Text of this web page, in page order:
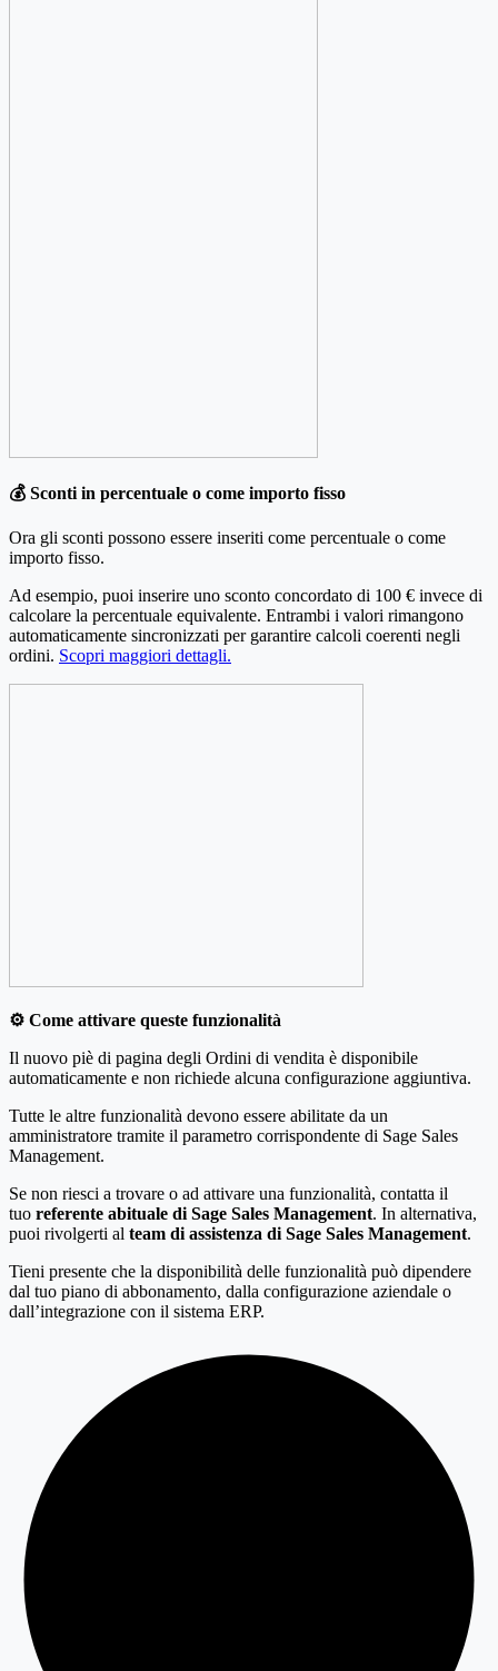
💰 Sconti in percentuale o come importo fisso
Ora gli sconti possono essere inseriti come percentuale o come
importo fisso.
Ad esempio, puoi inserire uno sconto concordato di 100 € invece di
calcolare la percentuale equivalente. Entrambi i valori rimangono
automaticamente sincronizzati per garantire calcoli coerenti negli
ordini. Scopri maggiori dettagli.
⚙️ Come attivare queste funzionalità
Il nuovo piè di pagina degli Ordini di vendita è disponibile
automaticamente e non richiede alcuna configurazione aggiuntiva.
Tutte le altre funzionalità devono essere abilitate da un
amministratore tramite il parametro corrispondente di Sage Sales
Management.
Se non riesci a trovare o ad attivare una funzionalità, contatta il
tuo referente abituale di Sage Sales Management. In alternativa,
puoi rivolgerti al team di assistenza di Sage Sales Management.
Tieni presente che la disponibilità delle funzionalità può dipendere
dal tuo piano di abbonamento, dalla configurazione aziendale o
dall’integrazione con il sistema ERP.